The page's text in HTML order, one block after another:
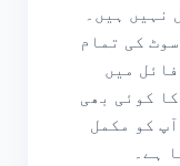
نہیں ہیں۔
کی تمام
میں
کوئی بھی
کو مکمل
ہے۔